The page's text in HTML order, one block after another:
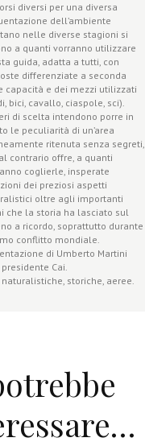
diversi per una diversa
dell’ambiente
nelle diverse stagioni si
a quanti vorranno utilizzare
guida, adatta a tutti, con
differenziate a seconda
capacità e dei mezzi utilizzati
bici, cavallo, ciaspole, sci).
di scelta intendono porre in
le peculiarità di un’area
ritenuta senza segreti,
contrario offre, a quanti
coglierle, insperate
dei preziosi aspetti
oltre agli importanti
che la storia ha lasciato sul
a ricordo, soprattutto durante
conflitto mondiale.
di Umberto Martini
Cai.
naturalistiche, storiche, aeree.